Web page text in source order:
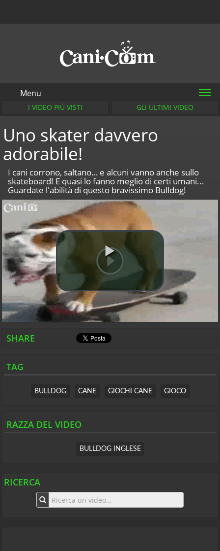
Menu
I VIDEO PIÙ VISTI GLI ULTIMI VIDEO
Uno skater davvero
adorabile!
I cani corrono, saltano… e alcuni vanno anche sullo
skateboard! E quasi lo fanno meglio di certi umani...
Guardate l'abilità di questo bravissimo Bulldog!
SHARE
TAG
BULLDOG CANE GIOCHI CANE GIOCO
RAZZA DEL VIDEO
BULLDOG INGLESE
RICERCA